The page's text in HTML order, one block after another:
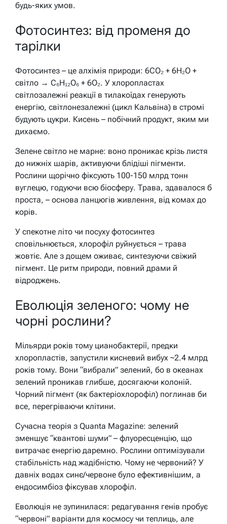
будь-яких умов.
Фотосинтез: від променя до
тарілки
Фотосинтез – це алхімія природи: 6CO₂ + 6H₂O +
світло → C₆H₁₂O₆ + 6O₂. У хлоропластах
світлозалежні реакції в тилакоїдах генерують
енергію, світлонезалежні (цикл Кальвіна) в стромі
будують цукри. Кисень – побічний продукт, яким ми
дихаємо.
Зелене світло не марне: воно проникає крізь листя
до нижніх шарів, активуючи блідіші пігменти.
Рослини щорічно фіксують 100-150 млрд тонн
вуглецю, годуючи всю біосферу. Трава, здавалося б
проста, – основа ланцюгів живлення, від комах до
корів.
У спекотне літо чи посуху фотосинтез
сповільнюється, хлорофіл руйнується – трава
жовтіє. Але з дощем оживає, синтезуючи свіжий
пігмент. Це ритм природи, повний драми й
відроджень.
Еволюція зеленого: чому не
чорні рослини?
Мільярди років тому цианобактерії, предки
хлоропластів, запустили кисневий вибух ~2.4 млрд
років тому. Вони “вибрали” зелений, бо в океанах
зелений проникав глибше, досягаючи колоній.
Чорний пігмент (як бактеріохлорофіл) поглинав би
все, перегріваючи клітини.
Сучасна теорія з Quanta Magazine: зелений
зменшує “квантові шуми” – флуоресценцію, що
витрачає енергію даремно. Рослини оптимізували
стабільність над жадібністю. Чому не червоний? У
давніх водах синє/червоне було ефективнішим, а
ендосимбіоз фіксував хлорофіл.
Еволюція не зупинилася: редагування генів пробує
“червоні” варіанти для космосу чи теплиць, але